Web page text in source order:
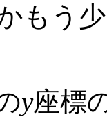
もう
y座標